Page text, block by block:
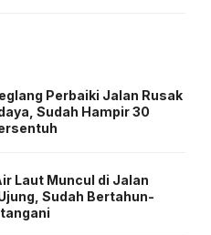
Perbaiki Jalan Rusak
Sudah Hampir 30
Laut Muncul di Jalan
Sudah Bertahun-